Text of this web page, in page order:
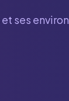
et ses